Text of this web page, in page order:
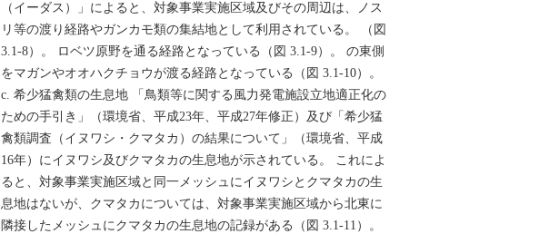
（イーダス）」によると、対象事業実施区域及びその周辺は、ノス
リ等の渡り経路やガンカモ類の集結地として利用されている。 （図
3.1-8）。 ロベツ原野を通る経路となっている（図 3.1-9）。 の東側
をマガンやオオハクチョウが渡る経路となっている（図 3.1-10）。
c. 希少猛禽類の生息地 「鳥類等に関する風力発電施設立地適正化の
ための手引き」（環境省、平成23年、平成27年修正）及び「希少猛
禽類調査（イヌワシ・クマタカ）の結果について」（環境省、平成
16年）にイヌワシ及びクマタカの生息地が示されている。 これによ
ると、対象事業実施区域と同一メッシュにイヌワシとクマタカの生
息地はないが、クマタカについては、対象事業実施区域から北東に
隣接したメッシュにクマタカの生息地の記録がある（図 3.1-11）。